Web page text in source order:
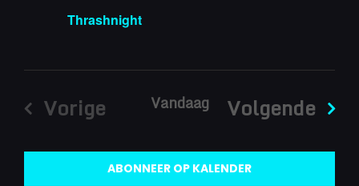
Thrashnight
Vorige
Evenementen
Vandaag Volgende
ABONNEER OP KALENDER